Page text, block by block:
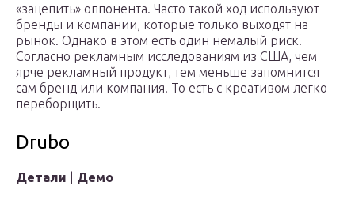
«зацепить» оппонента. Часто такой ход используют
бренды и компании, которые только выходят на
рынок. Однако в этом есть один немалый риск.
Согласно рекламным исследованиям из США, чем
ярче рекламный продукт, тем меньше запомнится
сам бренд или компания. То есть с креативом легко
переборщить.
Drubo
Детали Демо